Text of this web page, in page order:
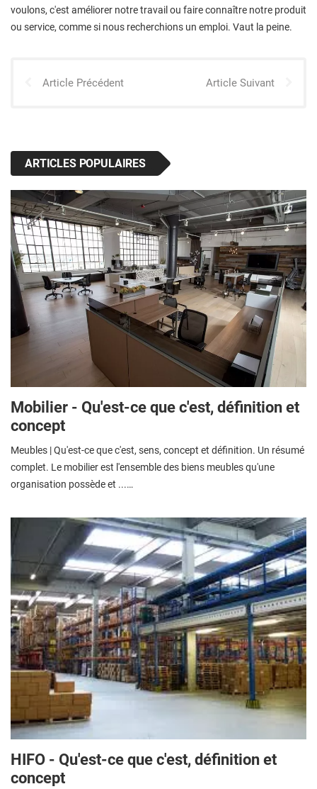
voulons, c'est améliorer notre travail ou faire connaître notre produit
ou service, comme si nous recherchions un emploi. Vaut la peine.
Article Précédent Article Suivant
ARTICLES POPULAIRES
Mobilier - Qu'est-ce que c'est, définition et
concept
Meubles | Qu'est-ce que c'est, sens, concept et définition. Un résumé
complet. Le mobilier est l'ensemble des biens meubles qu'une
organisation possède et ...…
HIFO - Qu'est-ce que c'est, définition et
concept